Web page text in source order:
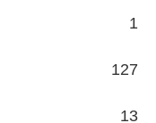
1
127
13